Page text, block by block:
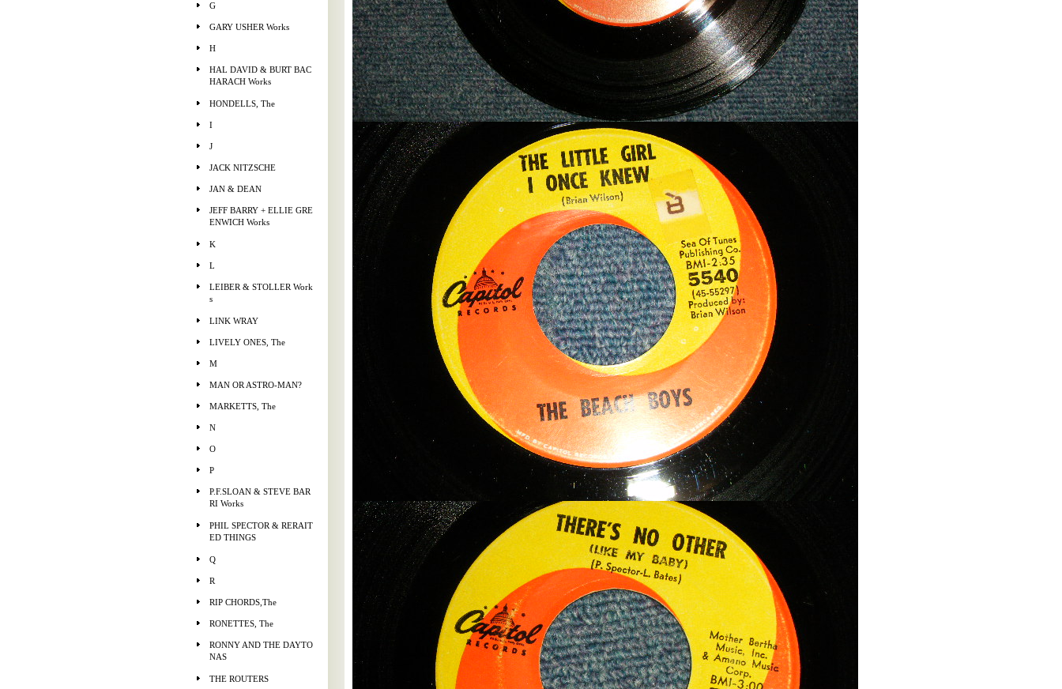
G
GARY USHER Works
H
HAL DAVID & BURT BAC
HARACH Works
HONDELLS, The
I
J
JACK NITZSCHE
JAN & DEAN
JEFF BARRY + ELLIE GRE
ENWICH Works
K
L
LEIBER & STOLLER Work
s
LINK WRAY
LIVELY ONES, The
M
MAN OR ASTRO-MAN?
MARKETTS, The
N
O
P
P.F.SLOAN & STEVE BAR
RI Works
PHIL SPECTOR & RERAIT
ED THINGS
Q
R
RIP CHORDS,The
RONETTES, The
RONNY AND THE DAYTO
NAS
THE ROUTERS